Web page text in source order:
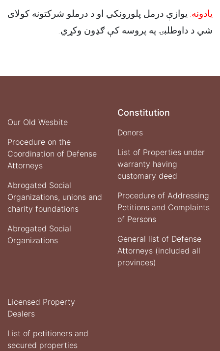
یادونه: یوازې درمل پلورونکي او د درملو شرکتونه کولای
شي د داوطلبۍ په پروسه کې ګډون وکړي.
Our Old Wesbite
Procedure on the
Coordination of Defense
Attorneys
Abrogated Social
Organizations, unions and
charity foundations
Abrogated Social
Organizations
Constitution
Donors
List of Properties under
warranty having
customary deed
Procedure of Addressing
Petitions and Complaints
of Persons
General list of Defense
Attorneys (included all
provinces)
Licensed Property
Dealers
List of petitioners and
secured properties